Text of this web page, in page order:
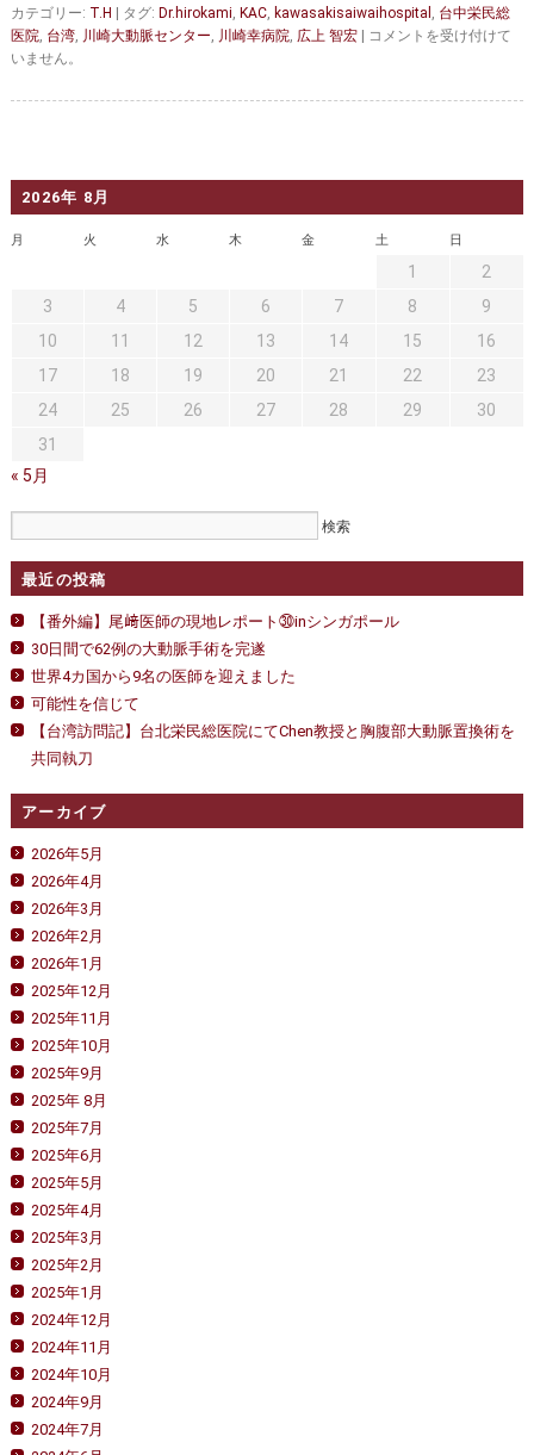
お問い合わせ
外来予約をされた方へ
アーカイブ
動
脈
瘤
療
カテゴリー: T.H タグ: Dr.hirokami, KAC, kawasakisaiwaihospital , 台中栄民総
医院, 台湾, 川崎大動脈センター, 川崎幸病院, 広上 智宏
【広
師
際
フ
コメントを受け付けて
いません。
2026年 8月
月 火 水 木 金 土 日
1
2
3
4 5 6 7 8
9
10
11 12 13 14 15
16
17
18 19 20 21 22
23
24
25 26 27 28 29
30
31
« 5月
最近の投稿
【番外編】尾﨑医師の現地レポート㉚inシンガポール
30日間で62例の大動脈手術を完遂
世界4カ国から9名の医師を迎えました
可能性を信じて
【台湾訪問記】台北栄民総医院にてChen教授と胸腹部大動脈置換術を
共同執刀
アーカイブ
2026年5月
2026年4月
2026年3月
2026年2月
2026年1月
2025年12月
2025年11月
2025年10月
2025年9月
2025年 8月
2025年7月
2025年6月
2025年5月
2025年4月
2025年3月
2025年2月
2025年1月
2024年12月
2024年11月
2024年10月
2024年9月
2024年7月